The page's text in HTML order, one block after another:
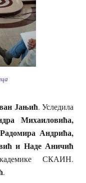
Јањић. Уследила
Михаиловића,
Андрића,
и Наде Аничић
СКАИН.
.